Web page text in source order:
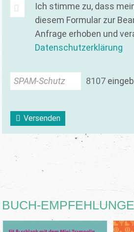
Ich stimme zu, dass
diesem Formular zur
Anfrage erhoben und
Datenschutzerklärung
SPAM-Schutz 8107
Versenden
BUCH-